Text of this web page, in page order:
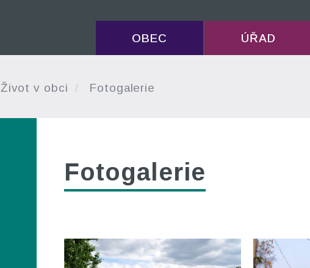
OBEC ÚŘAD
Život v obci Fotogalerie
Fotogalerie